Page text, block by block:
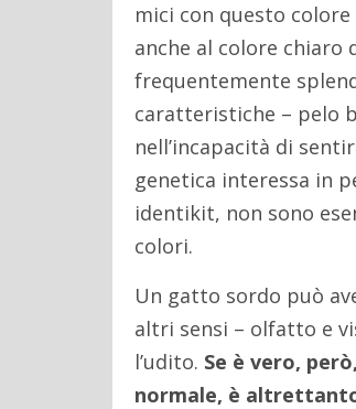
mici con questo
anche al colore
frequentemente
caratteristiche – pelo
nell’incapacità di
genetica interessa in
identikit, non sono
colori.
Un gatto sordo può
altri sensi – olfatto e
l’udito. Se è vero,
normale, è